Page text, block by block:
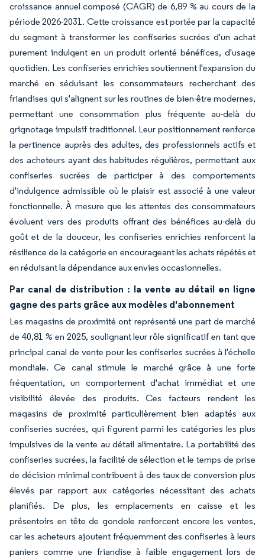
croissance annuel composé (CAGR) de 6,89 % au cours de la
période 2026-2031. Cette croissance est portée par la capacité
du segment à transformer les confiseries sucrées d'un achat
purement indulgent en un produit orienté bénéfices, d'usage
quotidien. Les confiseries enrichies soutiennent l'expansion du
marché en séduisant les consommateurs recherchant des
friandises qui s'alignent sur les routines de bien-être modernes,
permettant une consommation plus fréquente au-delà du
grignotage impulsif traditionnel. Leur positionnement renforce
la pertinence auprès des adultes, des professionnels actifs et
des acheteurs ayant des habitudes régulières, permettant aux
confiseries sucrées de participer à des comportements
d'indulgence admissible où le plaisir est associé à une valeur
fonctionnelle. À mesure que les attentes des consommateurs
évoluent vers des produits offrant des bénéfices au-delà du
goût et de la douceur, les confiseries enrichies renforcent la
résilience de la catégorie en encourageant les achats répétés et
en réduisant la dépendance aux envies occasionnelles.
Par canal de distribution : la vente au détail en ligne
gagne des parts grâce aux modèles d'abonnement
Les magasins de proximité ont représenté une part de marché
de 40,81 % en 2025, soulignant leur rôle significatif en tant que
principal canal de vente pour les confiseries sucrées à l'échelle
mondiale. Ce canal stimule le marché grâce à une forte
fréquentation, un comportement d'achat immédiat et une
visibilité élevée des produits. Ces facteurs rendent les
magasins de proximité particulièrement bien adaptés aux
confiseries sucrées, qui figurent parmi les catégories les plus
impulsives de la vente au détail alimentaire. La portabilité des
confiseries sucrées, la facilité de sélection et le temps de prise
de décision minimal contribuent à des taux de conversion plus
élevés par rapport aux catégories nécessitant des achats
planifiés. De plus, les emplacements en caisse et les
présentoirs en tête de gondole renforcent encore les ventes,
car les acheteurs ajoutent fréquemment des confiseries à leurs
paniers comme une friandise à faible engagement lors de